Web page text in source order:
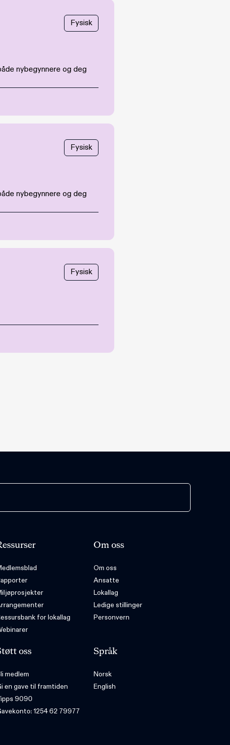
Fysisk
nybegynnere og deg
Fysisk
nybegynnere og deg
Fysisk
for lokallag
Om oss
Om oss
Ansatte
Lokallag
Ledige stillinger
Personvern
oss
medlem
en gave til framtiden
9090
1254 62 79977
Språk
Norsk
English